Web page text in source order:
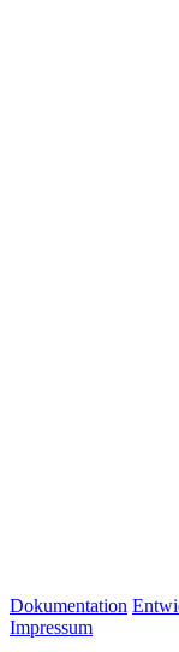
Dokumentation
Impressum